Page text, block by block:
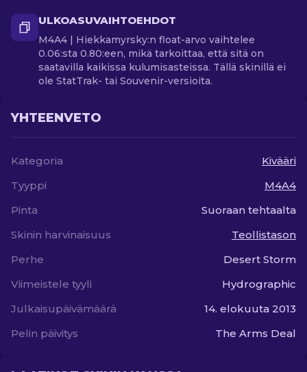
ULKOASUVAIHTOEHDOT
M4A4 | Hiekkamyrsky:n float-arvo vaihtelee
0.06:sta 0.80:een, mikä tarkoittaa, että sitä on
saatavilla kaikissa kulumisasteissa. Tällä skinillä ei
ole StatTrak- tai Souvenir-versioita.
YHTEENVETO
Kategoria
Kivääri
Tyyppi
M4A4
Pinta
Suoraan tehtaalta
Skinin harvinaisuus
Teollistason
Perhe
Desert Storm
Viimeistele tyyli
Hydrographic
Julkaisupäivämäärä
14. elokuuta 2013
Pelin päivitys
The Arms Deal